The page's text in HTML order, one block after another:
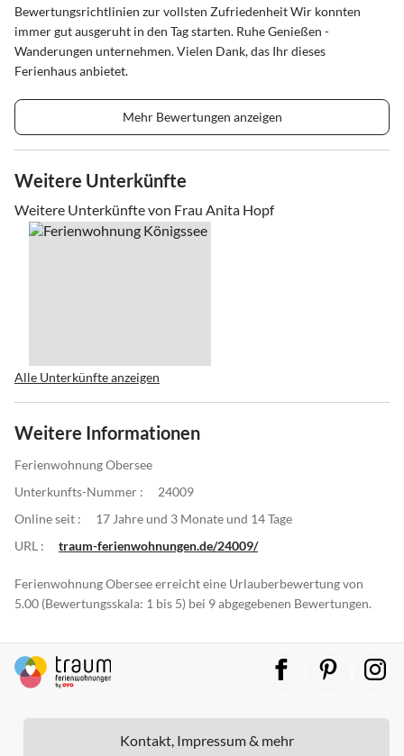
Bewertungsrichtlinien zur vollsten Zufriedenheit Wir konnten
immer gut ausgeruht in den Tag starten. Ruhe Genießen -
Wanderungen unternehmen. Vielen Dank, das Ihr dieses
Ferienhaus anbietet.
Mehr Bewertungen anzeigen
Weitere Unterkünfte
Weitere Unterkünfte von Frau Anita Hopf
Alle Unterkünfte anzeigen
Weitere Informationen
Ferienwohnung Obersee
Unterkunfts-Nummer :
24009
Online seit :
17 Jahre und 3 Monate und 14 Tage
URL :
traum-ferienwohnungen.de/24009/
Ferienwohnung Obersee erreicht eine Urlauberbewertung von
5.00 (Bewertungsskala: 1 bis 5) bei 9 abgegebenen Bewertungen.
Kontakt, Impressum & mehr